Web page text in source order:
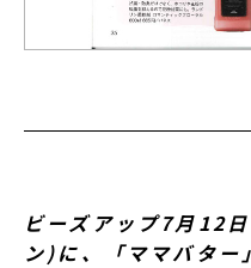
ビーズアップ7月12
ン)に、「ママバター